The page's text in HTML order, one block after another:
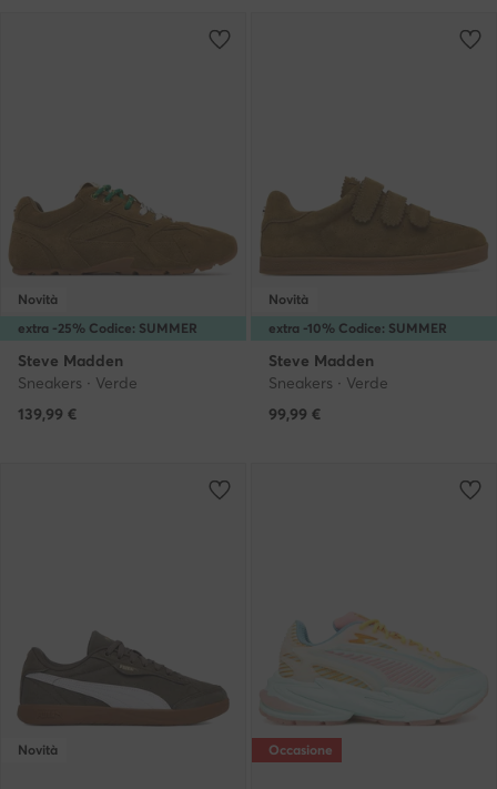
extra -25% Codice: SUMMER
Novità
Steve Madden
Sneakers · Verde
139,99 €
extra -10% Codice: SUMMER
Novità
Steve Madden
Sneakers · Verde
99,99 €
Novità Occasione